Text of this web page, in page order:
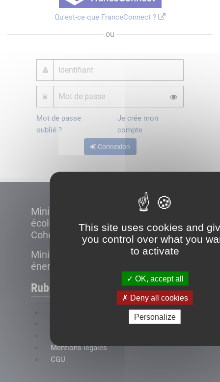
This site uses cookies and
you control over what you
to activate
OK, accept all
Deny all cookies
Personalize
Qu'est-ce que FranceConnect ?
ou
Mot de passe
oublié ?
Je crée mon
compte
Connexion
Ministère de la Transition
écologique et de la
Cohésion des territoires
Ministère de la Transition
énergétique
Rubriques
Mentions légales
CGU